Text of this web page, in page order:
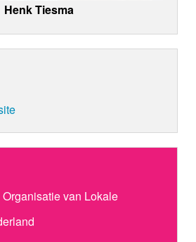
Henk Tiesma
Organisatie van Lokale